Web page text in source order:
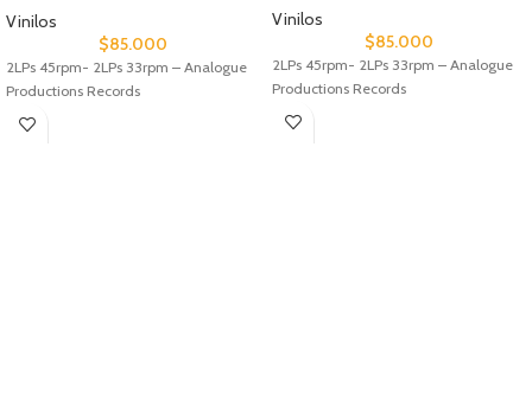
Vinilos
$85.000
2LPs 45rpm- 2LPs 33rpm – Analogue
Productions Records
Vinilos
$85.000
2LPs 45rpm- 2LPs 33rpm – Analogue
Productions Records